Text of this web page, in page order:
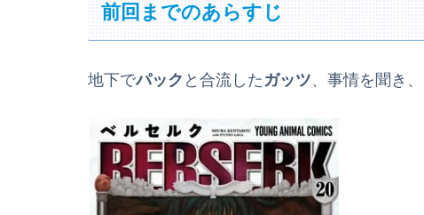
前回までのあらすじ
地下でパック と合流した ガッツ、事情を聞き、